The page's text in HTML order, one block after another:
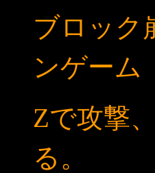
ブロック
ンゲーム
Zで攻撃
る。